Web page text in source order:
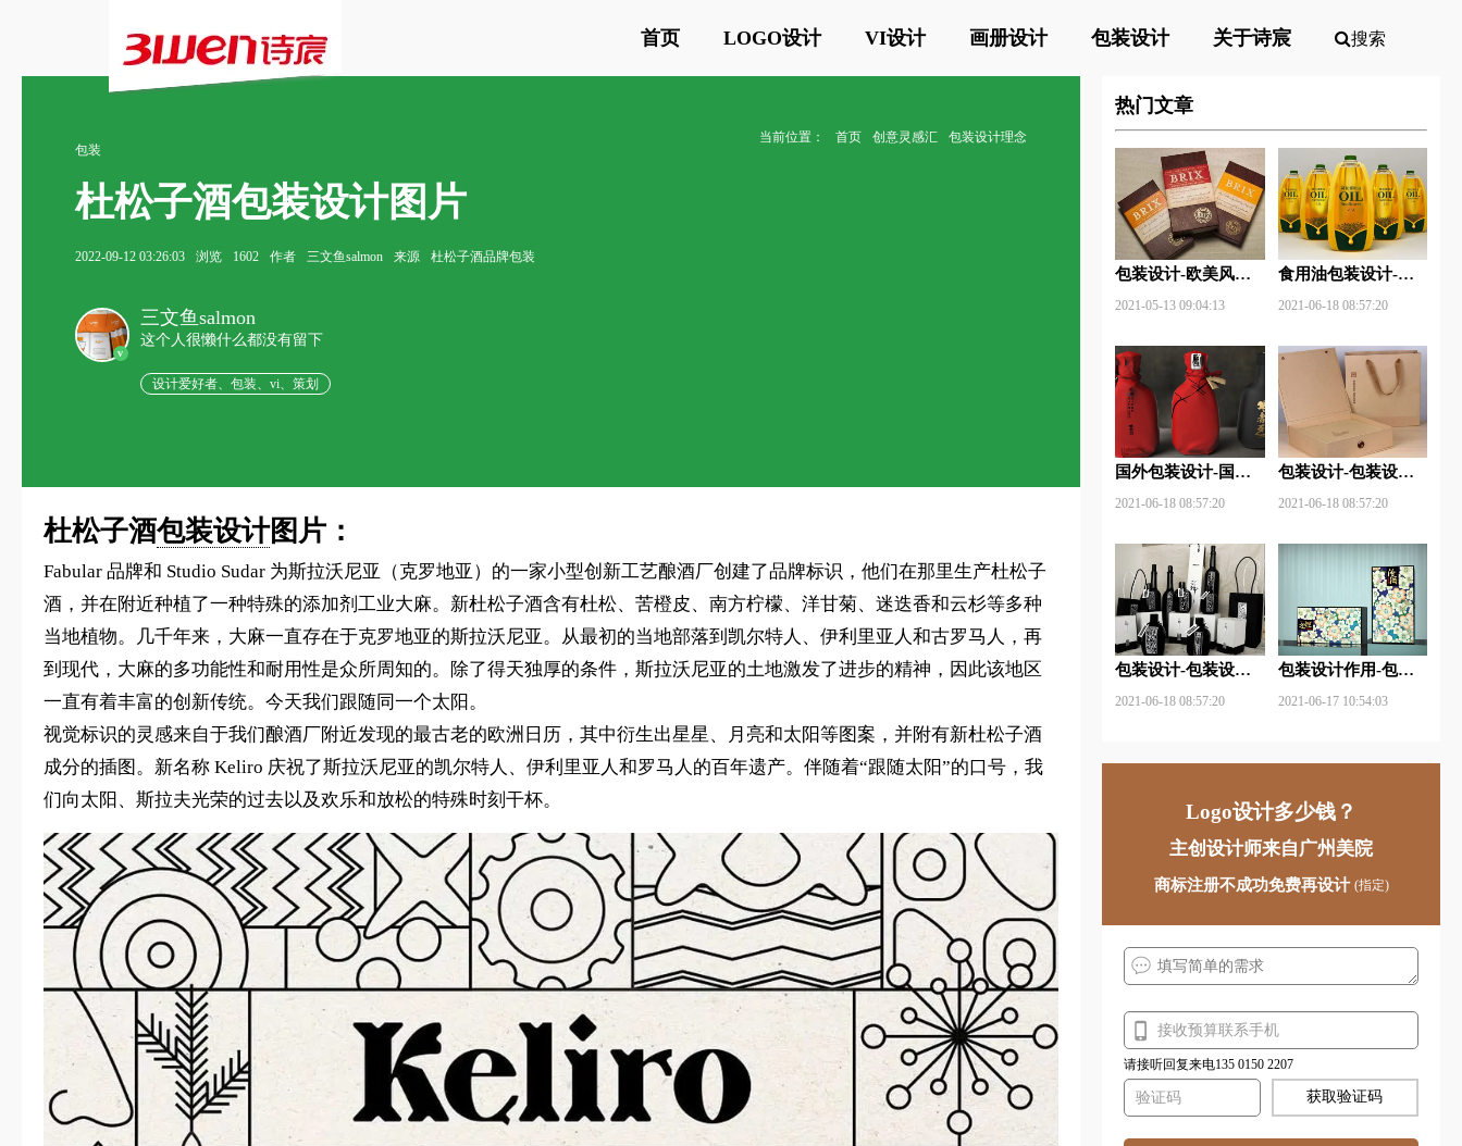
首页 LOGO设计 VI设计 画册设计 包装设计 关于诗宸 搜索
当前位置： 首页 创意灵感汇
包装设计理念
包装
杜松子酒包装设计图片
2022-09-12 03:26:03 浏览 1602 作者 三文鱼salmon 来源 杜松子酒品牌包装
v
三文鱼salmon
这个人很懒什么都没有留下
设计爱好者、包装、vi、策划
杜松子酒包装设计图片：
Fabular 品牌和 Studio Sudar 为斯拉沃尼亚（克罗地亚）的一家小型创新工艺酿酒厂创建了品牌标识，他们在那里生产杜松子
酒，并在附近种植了一种特殊的添加剂工业大麻。新杜松子酒含有杜松、苦橙皮、南方柠檬、洋甘菊、迷迭香和云杉等多种
当地植物。几千年来，大麻一直存在于克罗地亚的斯拉沃尼亚。从最初的当地部落到凯尔特人、伊利里亚人和古罗马人，再
到现代，大麻的多功能性和耐用性是众所周知的。除了得天独厚的条件，斯拉沃尼亚的土地激发了进步的精神，因此该地区
一直有着丰富的创新传统。今天我们跟随同一个太阳。
视觉标识的灵感来自于我们酿酒厂附近发现的最古老的欧洲日历，其中衍生出星星、月亮和太阳等图案，并附有新杜松子酒
成分的插图。新名称 Keliro 庆祝了斯拉沃尼亚的凯尔特人、伊利里亚人和罗马人的百年遗产。伴随着“跟随太阳”的口号，我
们向太阳、斯拉夫光荣的过去以及欢乐和放松的特殊时刻干杯。
热门文章
包装设计-欧美风格
2021-05-13 09:04:13
食用油包装设计-食
哪些？
2021-06-18 08:57:20
国外包装设计-国外
2021-06-18 08:57:20
包装设计-包装设计
2021-06-18 08:57:20
包装设计-包装设计
包括那些？
2021-06-18 08:57:20
包装设计作用-包装
作用是什么？
2021-06-17 10:54:03
Logo设计多少钱？
主创设计师来自广州美院
商标注册不成功免费再设计 (指定)
请接听回复来电135 0150 2207
获取验证码